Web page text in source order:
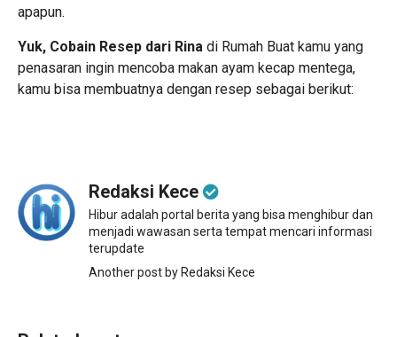
apapun.
Yuk, Cobain Resep dari Rina di Rumah Buat kamu yang
penasaran ingin mencoba makan ayam kecap mentega,
kamu bisa membuatnya dengan resep sebagai berikut:
Redaksi Kece
Hibur adalah portal berita yang bisa menghibur dan
menjadi wawasan serta tempat mencari informasi
terupdate
Another post by Redaksi Kece